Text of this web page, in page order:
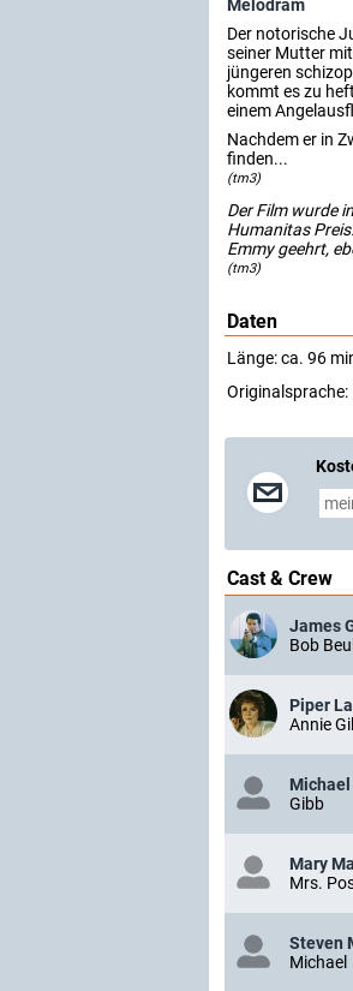
Melodram
Der notorische
seiner Mutter
jüngeren
kommt es zu
einem
Nachdem er in
finden...
(tm3)
Der Film wurde
Humanitas
Emmy geehrt,
(tm3)
Daten
Länge: ca. 96
Originalsprache:
Cast & Crew
James
Bob
Piper
Annie
Gibb
Mary
Mrs.
Steven
Michael